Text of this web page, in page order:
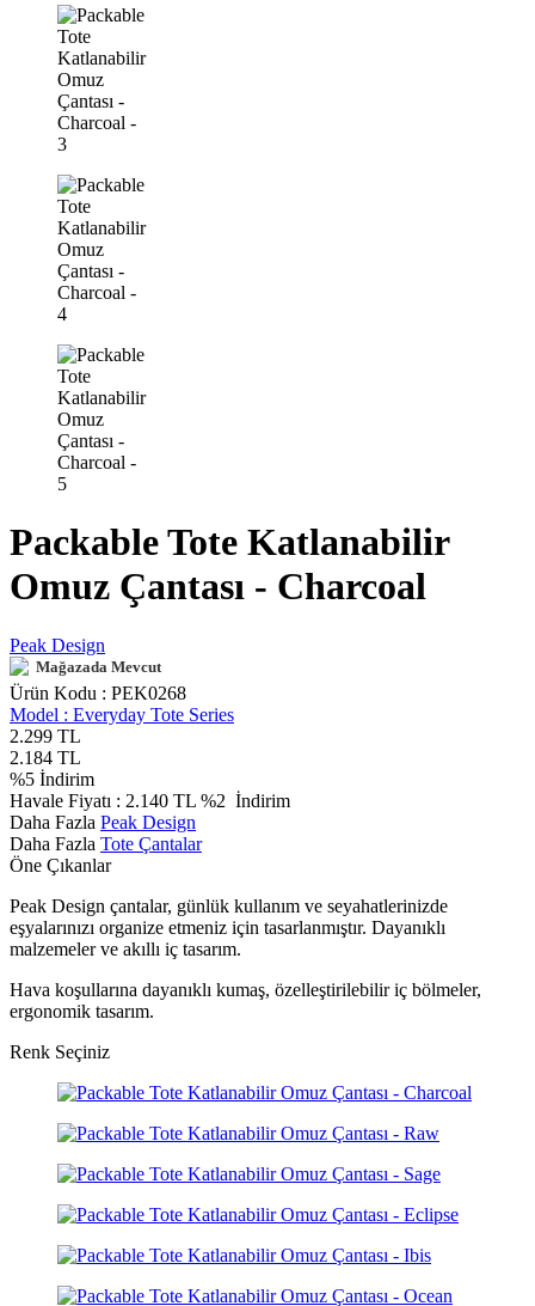
Packable Tote Katlanabilir
Omuz Çantası - Charcoal
Peak Design
Mağazada Mevcut
Ürün Kodu : PEK0268
Model : Everyday Tote Series
2.299 TL
2.184 TL
%5 İndirim
Havale Fiyatı : 2.140 TL %2 İndirim
Daha Fazla Peak Design
Daha Fazla Tote Çantalar
Öne Çıkanlar
Peak Design çantalar, günlük kullanım ve seyahatlerinizde
eşyalarınızı organize etmeniz için tasarlanmıştır. Dayanıklı
malzemeler ve akıllı iç tasarım.
Hava koşullarına dayanıklı kumaş, özelleştirilebilir iç bölmeler,
ergonomik tasarım.
Renk Seçiniz